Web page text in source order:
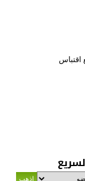
اقتباس